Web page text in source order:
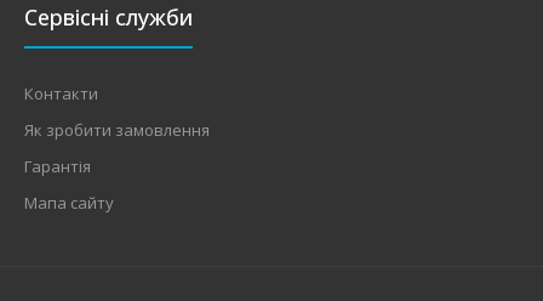
Сервісні служби
Контакти
Як зробити замовлення
Гарантія
Мапа сайту